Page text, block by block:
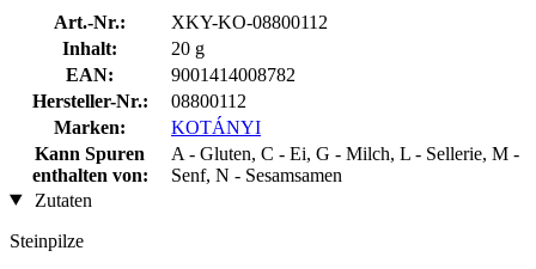
Art.-Nr.:
XKY-KO-08800112
Inhalt:
20 g
EAN:
9001414008782
Hersteller-Nr.:
08800112
Marken:
KOTÁNYI
Kann Spuren
enthalten von:
A - Gluten, C - Ei, G - Milch, L - Sellerie, M -
Senf, N - Sesamsamen
Zutaten
Steinpilze